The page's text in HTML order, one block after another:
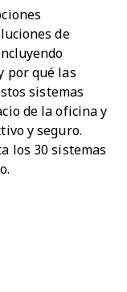
de
por qué las
sistemas
de la oficina y
y seguro.
los 30 sistemas